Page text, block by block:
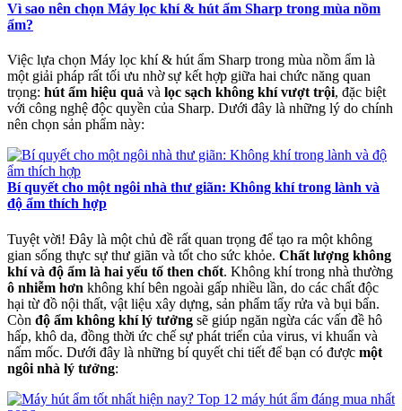
Vì sao nên chọn Máy lọc khí & hút ẩm Sharp trong mùa nồm
ẩm?
Việc lựa chọn Máy lọc khí & hút ẩm Sharp trong mùa nồm ẩm là
một giải pháp rất tối ưu nhờ sự kết hợp giữa hai chức năng quan
trọng: hút ẩm hiệu quả và lọc sạch không khí vượt trội, đặc biệt
với công nghệ độc quyền của Sharp. Dưới đây là những lý do chính
nên chọn sản phẩm này:
Bí quyết cho một ngôi nhà thư giãn: Không khí trong lành và
độ ẩm thích hợp
Tuyệt vời! Đây là một chủ đề rất quan trọng để tạo ra một không
gian sống thực sự thư giãn và tốt cho sức khỏe. Chất lượng không
khí và độ ẩm là hai yếu tố then chốt. Không khí trong nhà thường
ô nhiễm hơn không khí bên ngoài gấp nhiều lần, do các chất độc
hại từ đồ nội thất, vật liệu xây dựng, sản phẩm tẩy rửa và bụi bẩn.
Còn độ ẩm không khí lý tưởng sẽ giúp ngăn ngừa các vấn đề hô
hấp, khô da, đồng thời ức chế sự phát triển của virus, vi khuẩn và
nấm mốc. Dưới đây là những bí quyết chi tiết để bạn có được một
ngôi nhà lý tưởng: